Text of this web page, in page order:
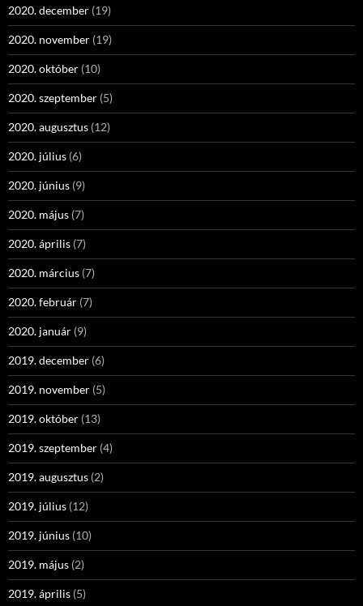
2020. december (19)
2020. november (19)
2020. október (10)
2020. szeptember (5)
2020. augusztus (12)
2020. július (6)
2020. június (9)
2020. május (7)
2020. április (7)
2020. március (7)
2020. február (7)
2020. január (9)
2019. december (6)
2019. november (5)
2019. október (13)
2019. szeptember (4)
2019. augusztus (2)
2019. július (12)
2019. június (10)
2019. május (2)
2019. április (5)